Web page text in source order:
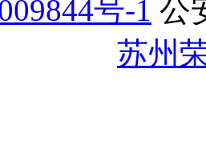
号-1 公
苏州